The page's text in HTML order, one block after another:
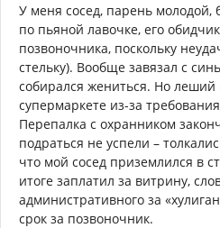
У меня сосед, парень молодой,
по пьяной лавочке, его
позвоночника, поскольку
стельку). Вообще завязал с
собирался жениться. Но леший
супермаркете из-за
Перепалка с охранником
подраться не успели –
что мой сосед приземлился в
итоге заплатил за витрину,
административного за
срок за позвоночник.